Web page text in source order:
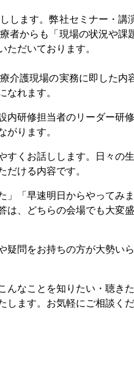
します。弊社セミナー・講
者からも「現場の状況や課
だいております。
介護現場の実務に即した内
れます。
研修担当者のリーダー研
ります。
くお話しします。日々の
ける内容です。
「早速明日からやってみ
、どちらの会場でも大変
問をお持ちの方が大勢い
なことを知りたい・聴き
ます。お気軽にご相談くだ